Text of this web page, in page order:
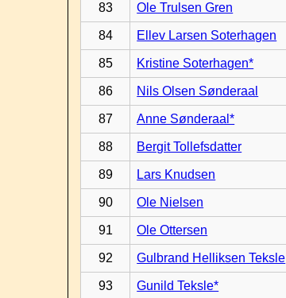
83 Ole Trulsen Gren
84 Ellev Larsen Soterhagen
85 Kristine Soterhagen*
86 Nils Olsen Sønderaal
87 Anne Sønderaal*
88 Bergit Tollefsdatter
89 Lars Knudsen
90 Ole Nielsen
91 Ole Ottersen
92 Gulbrand Helliksen Teksle
93 Gunild Teksle*